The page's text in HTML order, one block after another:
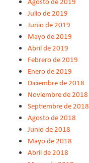
Julio de 2019
Junio de 2019
Mayo de 2019
Abril de 2019
Febrero de 2019
Enero de 2019
Diciembre de 2018
Noviembre de 2018
Septiembre de 2018
Agosto de 2018
Junio de 2018
Mayo de 2018
Abril de 2018